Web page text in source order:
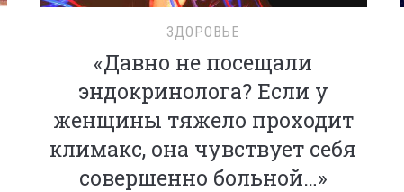
ЗДОРОВЬЕ
«Давно не посещали
эндокринолога? Если у
женщины тяжело проходит
климакс, она чувствует себя
совершенно больной…»